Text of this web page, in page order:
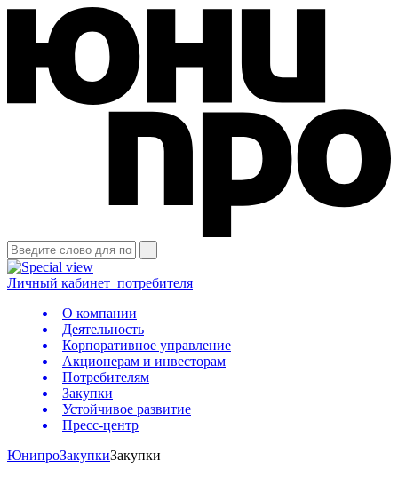
Личный кабинет потребителя
О компании
Деятельность
Корпоративное управление
Акционерам и инвесторам
Потребителям
Закупки
Устойчивое развитие
Пресс-центр
ЮнипроЗакупкиЗакупки